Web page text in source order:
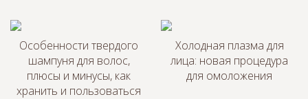
Особенности твердого
шампуня для волос,
плюсы и минусы, как
хранить и пользоваться
Холодная плазма для
лица: новая процедура
для омоложения